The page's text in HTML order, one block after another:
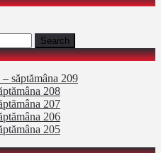
săptămâna 209
208
207
206
205